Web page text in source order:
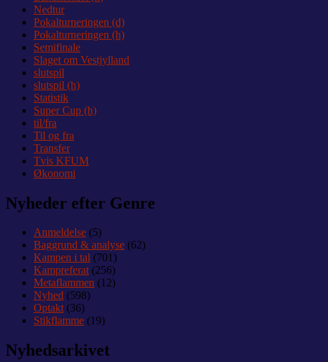
Nedtur
Pokalturneringen (d)
Pokalturneringen (h)
Semifinale
Slaget om Vestjylland
slutspil
slutspil (h)
Statistik
Super Cup (h)
til/fra
Til og fra
Transfer
Tvis KFUM
Økonomi
Nyheder efter Genre
Anmeldelse (5)
Baggrund & analyse (62)
Kampen i tal (701)
Kampreferat(256)
Metaflammen (12)
Nyhed (598)
Optakt(36)
Stikflamme (19)
Nyhedsarkivet